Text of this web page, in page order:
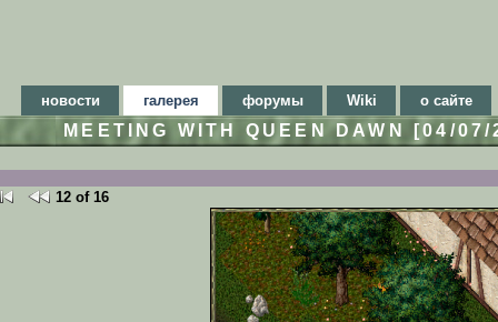
новости галерея форумы Wiki о сайте
MEETING WITH QUEEN DAWN [04/
12 of 16